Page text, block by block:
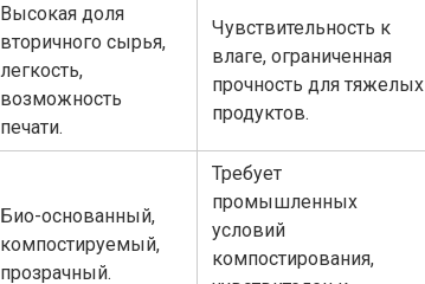
Высокая доля
вторичного сырья,
легкость,
возможность
печати.
Чувствительность к
влаге, ограниченная
прочность для тяжелых
продуктов.
Био-основанный,
компостируемый,
прозрачный.
Требует
промышленных
условий
компостирования,